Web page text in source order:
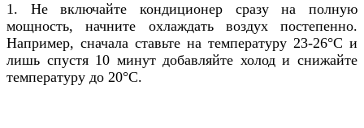
1. Не включайте кондиционер сразу на полную
мощность, начните охлаждать воздух постепенно.
Например, сначала ставьте на температуру 23-26°C и
лишь спустя 10 минут добавляйте холод и снижайте
температуру до 20°C.